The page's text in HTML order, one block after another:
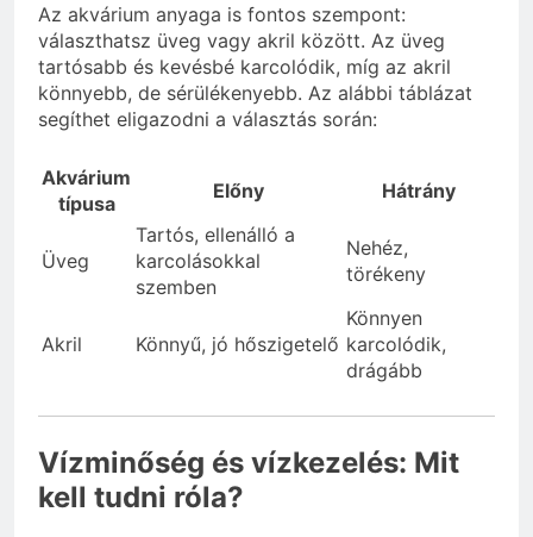
Az akvárium anyaga is fontos szempont:
választhatsz üveg vagy akril között. Az üveg
tartósabb és kevésbé karcolódik, míg az akril
könnyebb, de sérülékenyebb. Az alábbi táblázat
segíthet eligazodni a választás során:
Akvárium
típusa
Előny Hátrány
Üveg
Tartós, ellenálló a
karcolásokkal
szemben
Nehéz,
törékeny
Akril Könnyű, jó hőszigetelő
Könnyen
karcolódik,
drágább
Vízminőség és vízkezelés: Mit
kell tudni róla?